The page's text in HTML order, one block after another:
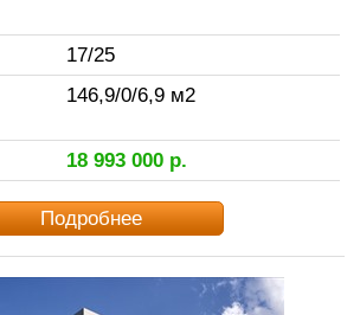
17/25
146,9/0/6,9 м2
18 993 000р.
Подробнее